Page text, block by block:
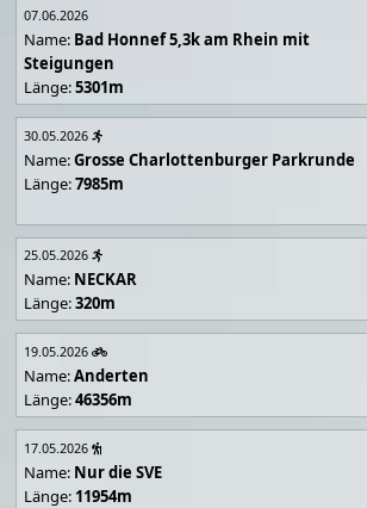
07.06.2026
Name: Bad Honnef 5,3k am Rhein mit
Steigungen
Länge:5301m
30.05.2026
Name:Grosse Charlottenburger Parkrunde
Länge:7985m
25.05.2026
Name: NECKAR
Länge:320m
19.05.2026
Name:Anderten
Länge:46356m
17.05.2026
Name: Nur die SVE
Länge: 11954m